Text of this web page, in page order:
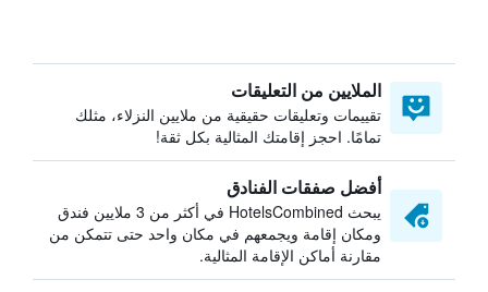
الملايين من التعليقات
تقييمات وتعليقات حقيقية من ملايين النزلاء، مثلك
تمامًا. احجز إقامتك المثالية بكل ثقة!
أفضل صفقات الفنادق
يبحث HotelsCombined في أكثر من 3 ملايين فندق
ومكان إقامة ويجمعهم في مكان واحد حتى تتمكن من
مقارنة أماكن الإقامة المثالية.